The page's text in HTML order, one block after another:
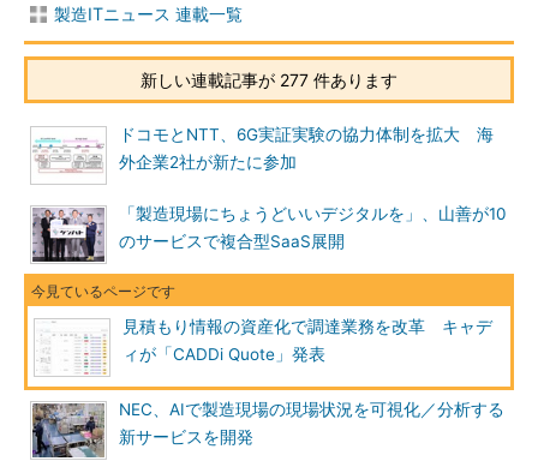
製造ITニュース 連載一覧
新しい連載記事が 277 件あります
ドコモとNTT、6G実証実験の協力体制を拡大 海
外企業2社が新たに参加
「製造現場にちょうどいいデジタルを」、山善が10
のサービスで複合型SaaS展開
見積もり情報の資産化で調達業務を改革 キャデ
ィが「CADDi Quote」発表
NEC、AIで製造現場の現場状況を可視化／分析する
新サービスを開発